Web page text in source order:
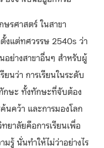
รศาสตร์ ในสาขา
งแต่ทศวรรษ 2540s ว่า
อย่างสาขาอื่นๆ สำหรับผู้
นว่า การเรียนในระดับ
กษะ ทั้งทักษะที่จับต้อง
นคว้า และการมองโลก
ยาลัยคือการเรียนเพื่อ
มรู้ นั่นทำให้ไม่ว่าอย่างไร